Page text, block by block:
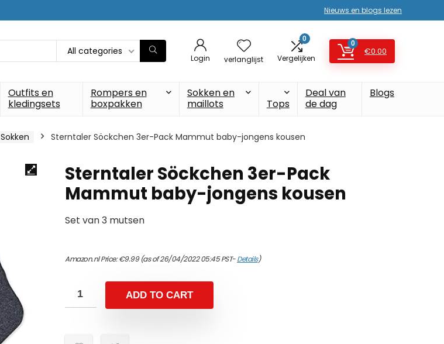
Nieuws en blogs lezen
All categories
Login verlanglijst
0
Vergelijken
0
€0.00
Outfits en
kledingsets
Rompers en
boxpakken
Sokken en
maillots
Tops
Deal van
de dag
Blogs
Sokken Sterntaler Söckchen 3er-Pack Mammut baby-jongens kousen
Sterntaler Söckchen 3er-Pack
Mammut baby-jongens kousen
Set van 3 mutsen
Amazon.nl Price:€9.99(as of 26/04/2022 05:45 PST-Details)
ADD TO CART